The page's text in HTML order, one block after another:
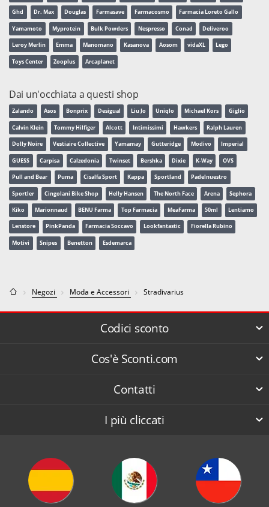
Ghd Dr. Max Douglas Farmasave Farmacosmo Farmacia Loreto Gallo
Yamamoto Myprotein Bulk Powders Nespresso Conad Deliveroo
Leroy Merlin Emma Manomano Kasanova Aosom vidaXL Lego
Toys Center Zooplus Arcaplanet
Dai un'occhiata a questi shop
Zalando Asos Bonprix Desigual Liu Jo Uniqlo Michael Kors Giglio
Calvin Klein Tommy Hilfiger Alcott Intimissimi Hawkers Ralph Lauren
Dolly Noire Vestiaire Collective Yamamay Gutteridge Modivo Imperial
GUESS Carpisa Calzedonia Twinset Bershka Dixie K-Way OVS
Pull and Bear Puma Cisalfa Sport Kappa Sportland Padelnuestro
Sportler Cingolani Bike Shop Helly Hansen The North Face Arena Sephora
Kiko Marionnaud BENU Farma Top Farmacia MeaFarma 50ml Lentiamo
Lenstore PinkPanda Farmacia Soccavo Lookfantastic Fiorella Rubino
Motivi Snipes Benetton Esdemarca
Negozi Moda e Accessori Stradivarius
Codici sconto
Cos'è Sconti.com
Contatti
I più cliccati